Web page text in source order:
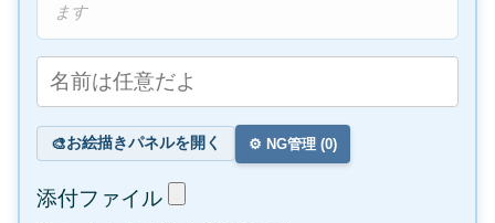
ます
🎨お絵描きパネルを開く ⚙️ NG管理 (0)
添付ファイル